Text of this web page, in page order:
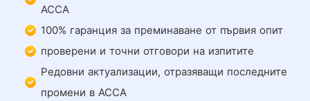
ACCA
100% гаранция за преминаване от първия опит
проверени и точни отговори на изпитите
Редовни актуализации, отразяващи последните
промени в ACCA